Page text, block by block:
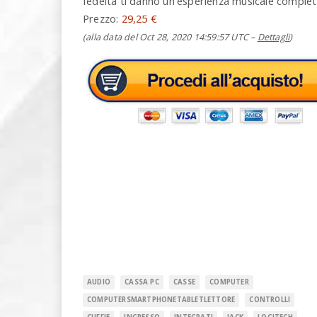
Prezzo: 29,25 €
(alla data del Oct 28, 2020 14:59:57 UTC – Dettagli)
AUDIO CASSA PC CASSE
COMPUTER
COMPUTERSMARTPHONETABLETLETTORE
CONTROLLI